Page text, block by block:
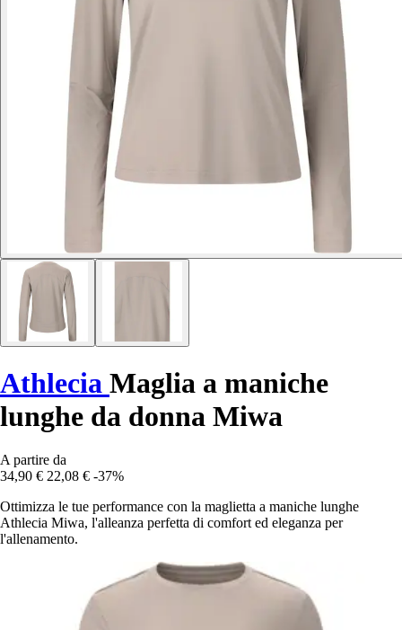
Athlecia Maglia a maniche
lunghe da donna Miwa
A partire da
34,90 € 22,08 € -37%
Ottimizza le tue performance con la maglietta a maniche lunghe
Athlecia Miwa, l'alleanza perfetta di comfort ed eleganza per
l'allenamento.